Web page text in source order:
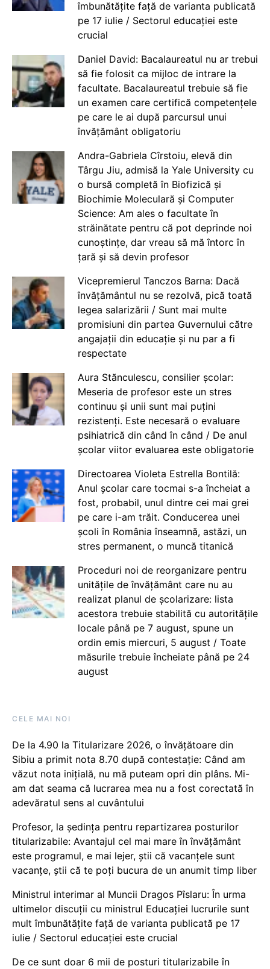
îmbunătățite față de varianta publicată
pe 17 iulie / Sectorul educației este
crucial
Daniel David: Bacalaureatul nu ar trebui
să fie folosit ca mijloc de intrare la
facultate. Bacalaureatul trebuie să fie
un examen care certifică competențele
pe care le ai după parcursul unui
învățământ obligatoriu
Andra-Gabriela Cîrstoiu, elevă din
Târgu Jiu, admisă la Yale University cu
o bursă completă în Biofizică și
Biochimie Moleculară și Computer
Science: Am ales o facultate în
străinătate pentru că pot deprinde noi
cunoștințe, dar vreau să mă întorc în
țară și să devin profesor
Vicepremierul Tanczos Barna: Dacă
învățământul nu se rezolvă, pică toată
legea salarizării / Sunt mai multe
promisiuni din partea Guvernului către
angajații din educație și nu par a fi
respectate
Aura Stănculescu, consilier școlar:
Meseria de profesor este un stres
continuu și unii sunt mai puțini
rezistenți. Este necesară o evaluare
psihiatrică din când în când / De anul
școlar viitor evaluarea este obligatorie
Directoarea Violeta Estrella Bontilă:
Anul școlar care tocmai s-a încheiat a
fost, probabil, unul dintre cei mai grei
pe care i-am trăit. Conducerea unei
școli în România înseamnă, astăzi, un
stres permanent, o muncă titanică
Proceduri noi de reorganizare pentru
unitățile de învățământ care nu au
realizat planul de școlarizare: lista
acestora trebuie stabilită cu autoritățile
locale până pe 7 august, spune un
ordin emis miercuri, 5 august / Toate
măsurile trebuie încheiate până pe 24
august
CELE MAI NOI
De la 4.90 la Titularizare 2026, o învățătoare din
Sibiu a primit nota 8.70 după contestație: Când am
văzut nota inițială, nu mă puteam opri din plâns. Mi-
am dat seama că lucrarea mea nu a fost corectată în
adevăratul sens al cuvântului
Profesor, la ședința pentru repartizarea posturilor
titularizabile: Avantajul cel mai mare în învățământ
este programul, e mai lejer, știi că vacanțele sunt
vacanţe, știi că te poți bucura de un anumit timp liber
Ministrul interimar al Muncii Dragos Pîslaru: În urma
ultimelor discuții cu ministrul Educației lucrurile sunt
mult îmbunătățite față de varianta publicată pe 17
iulie / Sectorul educației este crucial
De ce sunt doar 6 mii de posturi titularizabile în